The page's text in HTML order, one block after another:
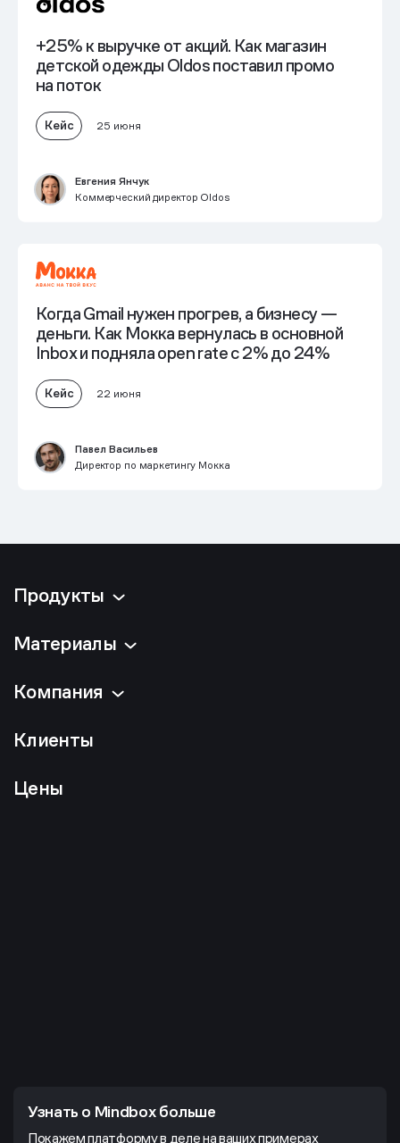
+25% к выручке от акций. Как магазин
детской одежды Oldos поставил промо
на поток
Кейс 25 июня
Евгения Янчук
Коммерческий директор Oldos
Когда Gmail нужен прогрев, а бизнесу —
деньги. Как Мокка вернулась в основной
Inbox и подняла open rate с 2% до 24%
Кейс 22 июня
Павел Васильев
Директор по маркетингу Мокка
Продукты
Материалы
Компания
Клиенты
Цены
Узнать о Mindbox больше
Покажем платформу в деле на ваших примерах